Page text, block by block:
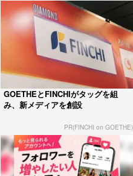
GOETHEとFINCHIがタッグを組
み、新メディアを創設
PR(FINCHI on GOETHE)